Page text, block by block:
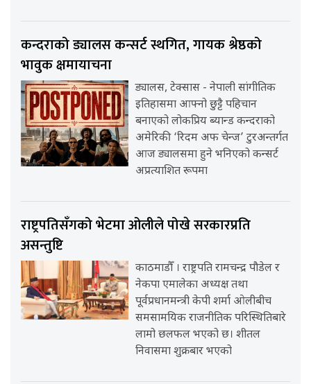
कन्दराको ड्यालस कन्सर्ट स्थगित, गायक श्रेष्ठको
भावुक क्षमायाचना
ड्यालस, टेक्सास - नेपाली सांगीतिक
इतिहासमा आफ्नो छुट्टै पहिचान
बनाएको लोकप्रिय ब्यान्ड कन्दराको
अमेरिकी ‘रिदम अफ चेन्ज’ टुरअन्तर्गत
आज ड्यालसमा हुने भनिएको कन्सर्ट
अप्रत्याशित रूपमा
राष्ट्रपतिसँगको भेटमा ओलीले पोखे सरकारप्रति
असन्तुष्टि
काठमाडौँ । राष्ट्रपति रामचन्द्र पौडेल र
नेकपा एमालेका अध्यक्ष तथा
पूर्वप्रधानमन्त्री केपी शर्मा ओलीबीच
समसामयिक राजनीतिक परिस्थितिबारे
लामो छलफल भएको छ। शीतल
निवासमा शुक्रबार भएको